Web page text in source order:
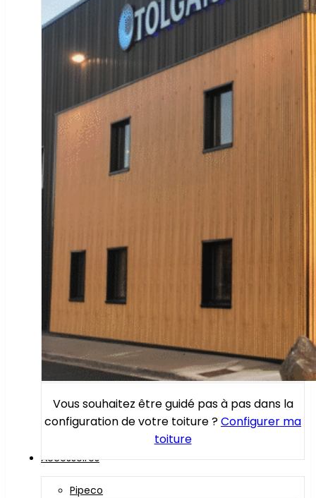
Vous souhaitez être guidé pas à pas dans la
configuration de votre toiture ?Configurer ma
toiture
Accessoires
Pipeco